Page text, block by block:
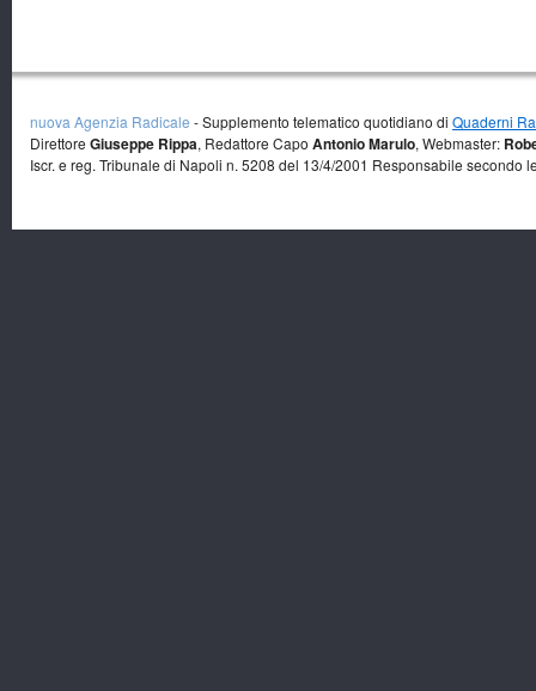
nuova Agenzia Radicale - Supplemento telematico quotidiano di Quaderni
Direttore Giuseppe Rippa, Redattore Capo Antonio Marulo, Webmaster:
Iscr. e reg. Tribunale di Napoli n. 5208 del 13/4/2001 Responsabile secondo